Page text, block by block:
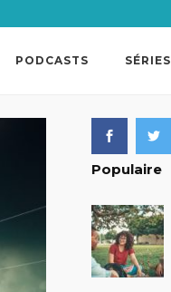
PODCASTS SÉRIES
Populaire